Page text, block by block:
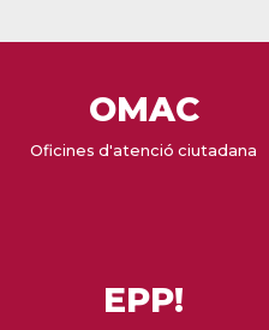
OMAC
Oficines d'atenció ciutadana
EPP!